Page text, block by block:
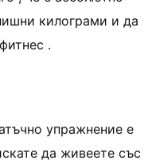
килограми и да
.
упражнение е
да живеете със